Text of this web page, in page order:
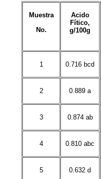
Muestra
No.
Acido
Fítico,
g/100g
1 0.716 bcd
2 0.889 a
3 0.874 ab
4 0.810 abc
5 0.632 d